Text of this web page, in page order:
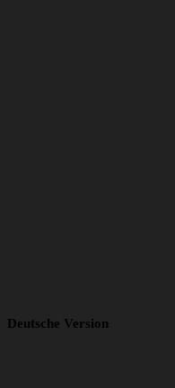
Deutsche Version